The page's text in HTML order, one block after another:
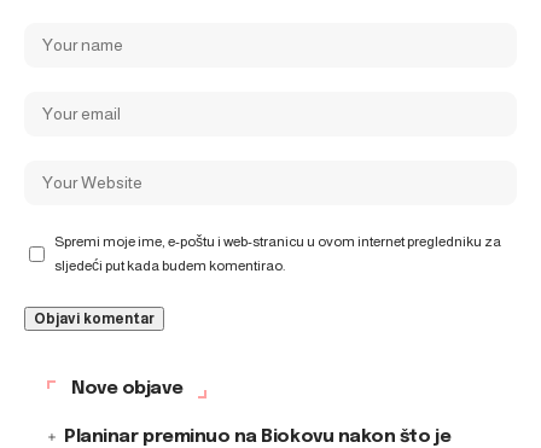
Spremi moje ime, e-poštu i web-stranicu u ovom internet pregledniku za
sljedeći put kada budem komentirao.
Nove objave
Planinar preminuo na Biokovu nakon što je